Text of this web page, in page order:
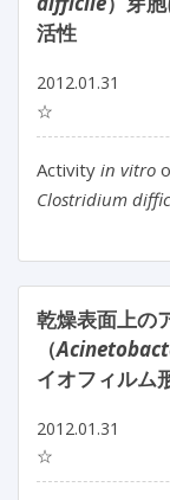
活性
2012.01.31
☆
Activity in vitro
Clostridium
乾燥表面上の
（
イオフィルム
2012.01.31
☆